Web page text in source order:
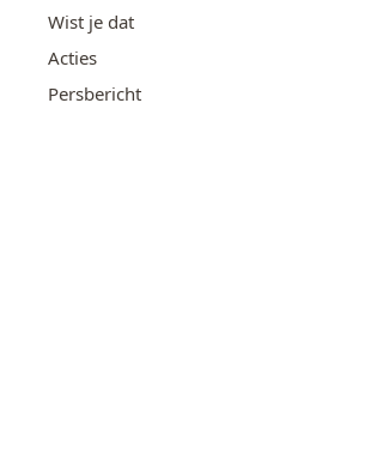
Wist je dat
Acties
Persbericht